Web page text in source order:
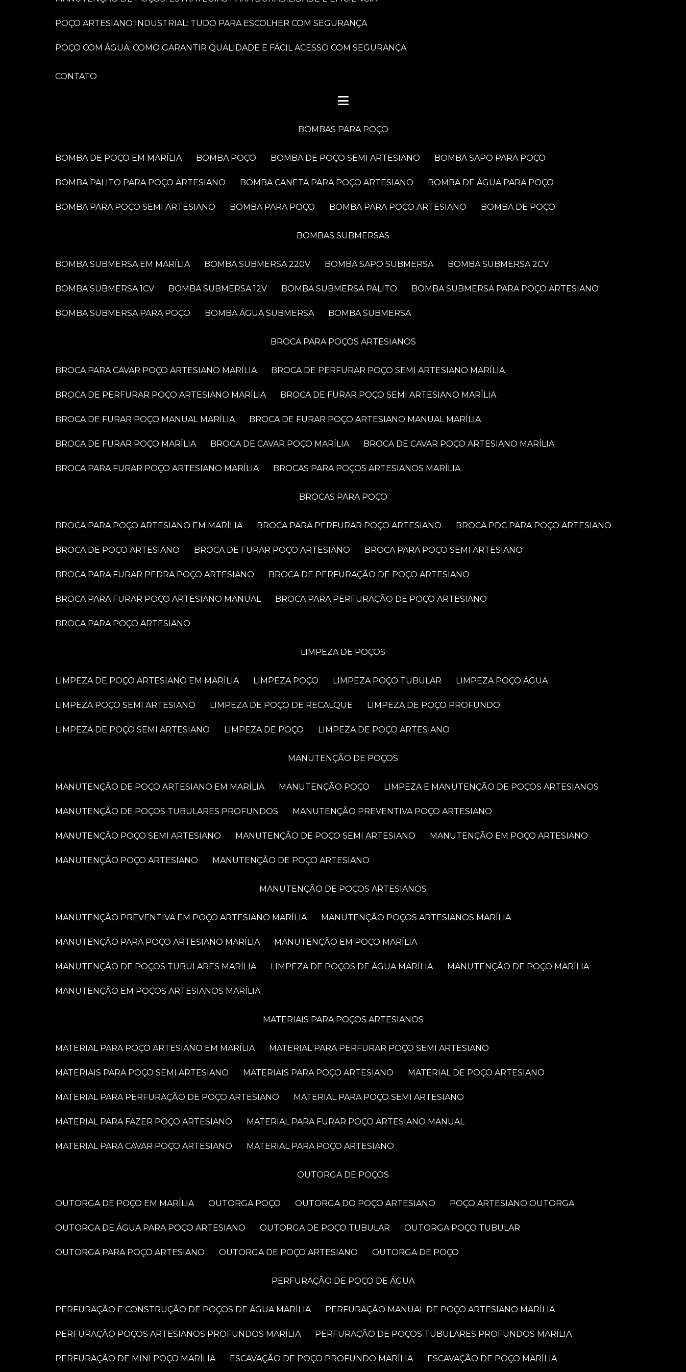
POÇO ARTESIANO INDUSTRIAL: TUDO PARA ESCOLHER COM SEGURANÇA
POÇO COM ÁGUA: COMO GARANTIR QUALIDADE E FÁCIL ACESSO COM SEGURANÇA
CONTATO
BOMBAS PARA POÇO
BOMBA DE POÇO EM MARÍLIA BOMBA POÇO BOMBA DE POÇO SEMI ARTESIANO BOMBA SAPO PARA POÇO
BOMBA PALITO PARA POÇO ARTESIANO BOMBA CANETA PARA POÇO ARTESIANO BOMBA DE ÁGUA PARA POÇO
BOMBA PARA POÇO SEMI ARTESIANO BOMBA PARA POÇO BOMBA PARA POÇO ARTESIANO BOMBA DE POÇO
BOMBAS SUBMERSAS
BOMBA SUBMERSA EM MARÍLIA BOMBA SUBMERSA 220V BOMBA SAPO SUBMERSA BOMBA SUBMERSA 2CV
BOMBA SUBMERSA 1CV BOMBA SUBMERSA 12V BOMBA SUBMERSA PALITO BOMBA SUBMERSA PARA POÇO ARTESIANO
BOMBA SUBMERSA PARA POÇO BOMBA ÁGUA SUBMERSA BOMBA SUBMERSA
BROCA PARA POÇOS ARTESIANOS
BROCA PARA CAVAR POÇO ARTESIANO MARÍLIA BROCA DE PERFURAR POÇO SEMI ARTESIANO MARÍLIA
BROCA DE PERFURAR POÇO ARTESIANO MARÍLIA BROCA DE FURAR POÇO SEMI ARTESIANO MARÍLIA
BROCA DE FURAR POÇO MANUAL MARÍLIA BROCA DE FURAR POÇO ARTESIANO MANUAL MARÍLIA
BROCA DE FURAR POÇO MARÍLIA BROCA DE CAVAR POÇO MARÍLIA BROCA DE CAVAR POÇO ARTESIANO MARÍLIA
BROCA PARA FURAR POÇO ARTESIANO MARÍLIA BROCAS PARA POÇOS ARTESIANOS MARÍLIA
BROCAS PARA POÇO
BROCA PARA POÇO ARTESIANO EM MARÍLIA BROCA PARA PERFURAR POÇO ARTESIANO BROCA PDC PARA POÇO ARTESIANO
BROCA DE POÇO ARTESIANO BROCA DE FURAR POÇO ARTESIANO BROCA PARA POÇO SEMI ARTESIANO
BROCA PARA FURAR PEDRA POÇO ARTESIANO BROCA DE PERFURAÇÃO DE POÇO ARTESIANO
BROCA PARA FURAR POÇO ARTESIANO MANUAL BROCA PARA PERFURAÇÃO DE POÇO ARTESIANO
BROCA PARA POÇO ARTESIANO
LIMPEZA DE POÇOS
LIMPEZA DE POÇO ARTESIANO EM MARÍLIA LIMPEZA POÇO LIMPEZA POÇO TUBULAR LIMPEZA POÇO ÁGUA
LIMPEZA POÇO SEMI ARTESIANO LIMPEZA DE POÇO DE RECALQUE LIMPEZA DE POÇO PROFUNDO
LIMPEZA DE POÇO SEMI ARTESIANO LIMPEZA DE POÇO LIMPEZA DE POÇO ARTESIANO
MANUTENÇÃO DE POÇOS
MANUTENÇÃO DE POÇO ARTESIANO EM MARÍLIA MANUTENÇÃO POÇO LIMPEZA E MANUTENÇÃO DE POÇOS ARTESIANOS
MANUTENÇÃO DE POÇOS TUBULARES PROFUNDOS MANUTENÇÃO PREVENTIVA POÇO ARTESIANO
MANUTENÇÃO POÇO SEMI ARTESIANO MANUTENÇÃO DE POÇO SEMI ARTESIANO MANUTENÇÃO EM POÇO ARTESIANO
MANUTENÇÃO POÇO ARTESIANO MANUTENÇÃO DE POÇO ARTESIANO
MANUTENÇÃO DE POÇOS ARTESIANOS
MANUTENÇÃO PREVENTIVA EM POÇO ARTESIANO MARÍLIA MANUTENÇÃO POÇOS ARTESIANOS MARÍLIA
MANUTENÇÃO PARA POÇO ARTESIANO MARÍLIA MANUTENÇÃO EM POÇO MARÍLIA
MANUTENÇÃO DE POÇOS TUBULARES MARÍLIA LIMPEZA DE POÇOS DE ÁGUA MARÍLIA MANUTENÇÃO DE POÇO MARÍLIA
MANUTENÇÃO EM POÇOS ARTESIANOS MARÍLIA
MATERIAIS PARA POÇOS ARTESIANOS
MATERIAL PARA POÇO ARTESIANO EM MARÍLIA MATERIAL PARA PERFURAR POÇO SEMI ARTESIANO
MATERIAIS PARA POÇO SEMI ARTESIANO MATERIAIS PARA POÇO ARTESIANO MATERIAL DE POÇO ARTESIANO
MATERIAL PARA PERFURAÇÃO DE POÇO ARTESIANO MATERIAL PARA POÇO SEMI ARTESIANO
MATERIAL PARA FAZER POÇO ARTESIANO MATERIAL PARA FURAR POÇO ARTESIANO MANUAL
MATERIAL PARA CAVAR POÇO ARTESIANO MATERIAL PARA POÇO ARTESIANO
OUTORGA DE POÇOS
OUTORGA DE POÇO EM MARÍLIA OUTORGA POÇO OUTORGA DO POÇO ARTESIANO POÇO ARTESIANO OUTORGA
OUTORGA DE ÁGUA PARA POÇO ARTESIANO OUTORGA DE POÇO TUBULAR OUTORGA POÇO TUBULAR
OUTORGA PARA POÇO ARTESIANO OUTORGA DE POÇO ARTESIANO OUTORGA DE POÇO
PERFURAÇÃO DE POÇO DE ÁGUA
PERFURAÇÃO E CONSTRUÇÃO DE POÇOS DE ÁGUA MARÍLIA PERFURAÇÃO MANUAL DE POÇO ARTESIANO MARÍLIA
PERFURAÇÃO POÇOS ARTESIANOS PROFUNDOS MARÍLIA PERFURAÇÃO DE POÇOS TUBULARES PROFUNDOS MARÍLIA
PERFURAÇÃO DE MINI POÇO MARÍLIA ESCAVAÇÃO DE POÇO PROFUNDO MARÍLIA ESCAVAÇÃO DE POÇO MARÍLIA